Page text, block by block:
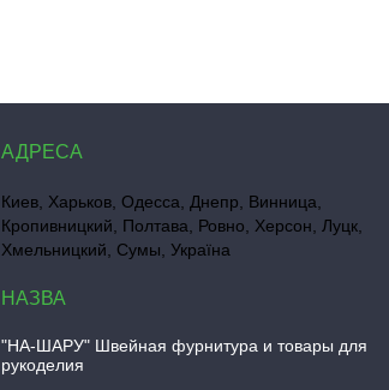
Киев, Харьков, Одесса, Днепр, Винница,
Кропивницкий, Полтава, Ровно, Херсон, Луцк,
Хмельницкий, Сумы, Україна
"НА-ШАРУ" Швейная фурнитура и товары для
рукоделия